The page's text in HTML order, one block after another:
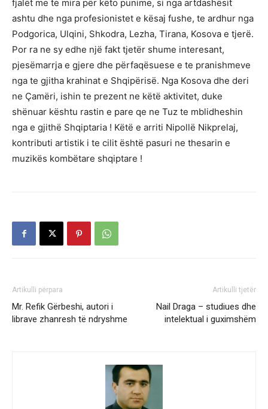
fjalët me te mira për këto punime, si nga artdashësit
ashtu dhe nga profesionistet e kësaj fushe, te ardhur nga
Podgorica, Ulqini, Shkodra, Lezha, Tirana, Kosova e tjerë.
Por ra ne sy edhe një fakt tjetër shume interesant,
pjesëmarrja e gjere dhe përfaqësuese e te pranishmeve
nga te gjitha krahinat e Shqipërisë. Nga Kosova dhe deri
ne Çamëri, ishin te prezent ne këtë aktivitet, duke
shënuar kështu rastin e pare qe ne Tuz te mblidheshin
nga e gjithë Shqiptaria ! Këtë e arriti Nipollë Nikprelaj,
kontributi artistik i te cilit është pasuri ne thesarin e
muzikës kombëtare shqiptare !
Artikulli përpara
Mr. Refik Gërbeshi, autori i
librave zhanresh të ndryshme
Artikulli tjetër
Nail Draga – studiues dhe
intelektual i guximshëm